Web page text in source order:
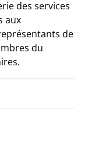
des services
aux
de
du